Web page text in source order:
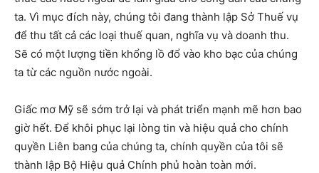
ta. Vì mục đích này, chúng tôi đang thành lập Sở Thuế vụ
để thu tất cả các loại thuế quan, nghĩa vụ và doanh thu.
Sẽ có một lượng tiền khổng lồ đổ vào kho bạc của chúng
ta từ các nguồn nước ngoài.
Giấc mơ Mỹ sẽ sớm trở lại và phát triển mạnh mẽ hơn bao
giờ hết. Để khôi phục lại lòng tin và hiệu quả cho chính
quyền Liên bang của chúng ta, chính quyền của tôi sẽ
thành lập Bộ Hiệu quả Chính phủ hoàn toàn mới.